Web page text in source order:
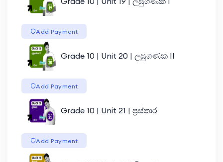
Add Payment
Grade 10 | Unit 20 | ලඝුගණක II
Add Payment
Grade 10 | Unit 21 | ප්‍රස්තාර
Add Payment